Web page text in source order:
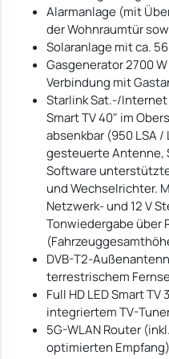
Alarmanlage (mit
der Wohnraumtür
Solaranlage mit ca.
Gasgenerator 2700
Verbindung mit
Starlink Sat.-/Internet
Smart TV 40" im
absenkbar (950 LSA
gesteuerte Antenne,
Software
und Wechselrichter.
Netzwerk- und 12 V
Tonwiedergabe über
DVB-T2-
terrestrischem
Full HD LED Smart
integriertem TV-
5G-WLAN Router
optimierten Empfang)